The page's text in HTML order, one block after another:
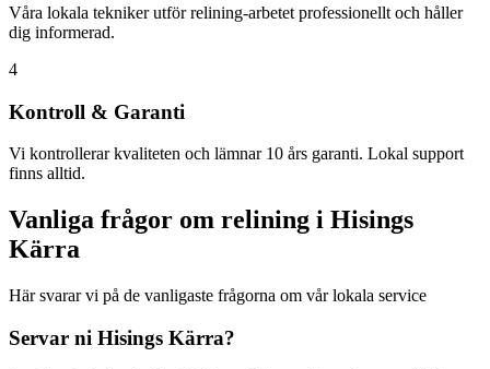
Våra lokala tekniker utför relining-arbetet professionellt och håller
dig informerad.
4
Kontroll & Garanti
Vi kontrollerar kvaliteten och lämnar 10 års garanti. Lokal support
finns alltid.
Vanliga frågor om relining i Hisings
Kärra
Här svarar vi på de vanligaste frågorna om vår lokala service
Servar ni Hisings Kärra?